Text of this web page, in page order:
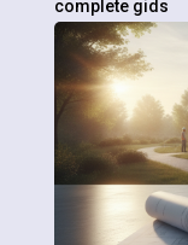
complete gids